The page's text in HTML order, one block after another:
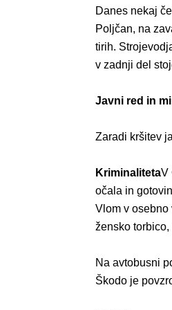
Danes nekaj
Poljčan, na
tirih.
v zadnji del
Javni red in
Zaradi kršitev
KriminalitetaV
očala in
Vlom v osebno
žensko
Na avtobusni
Škodo je